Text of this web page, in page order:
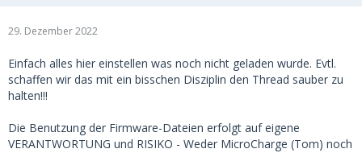
29. Dezember 2022
Einfach alles hier einstellen was noch nicht geladen wurde. Evtl.
schaffen wir das mit ein bisschen Disziplin den Thread sauber zu
halten!!!
Die Benutzung der Firmware-Dateien erfolgt auf eigene
VERANTWORTUNG und RISIKO - Weder MicroCharge (Tom) noch